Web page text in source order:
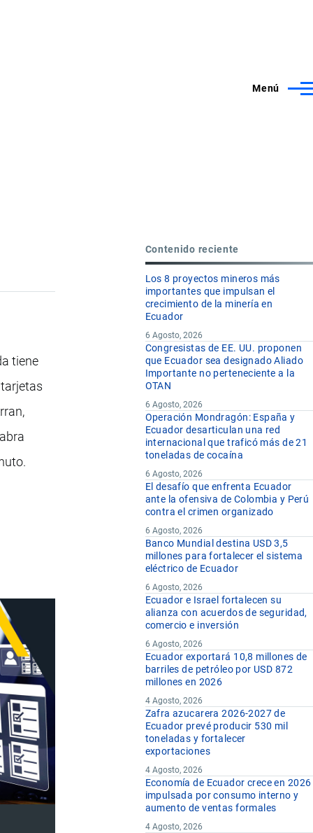
Menú
tiene
Contenido reciente
Los 8 proyectos mineros más
importantes que impulsan el
crecimiento de la minería en
Ecuador
6 Agosto, 2026
Congresistas de EE. UU. proponen
que Ecuador sea designado Aliado
Importante no perteneciente a la
OTAN
6 Agosto, 2026
Operación Mondragón: España y
Ecuador desarticulan una red
internacional que traficó más de 21
toneladas de cocaína
6 Agosto, 2026
El desafío que enfrenta Ecuador
ante la ofensiva de Colombia y Perú
contra el crimen organizado
6 Agosto, 2026
Banco Mundial destina USD 3,5
millones para fortalecer el sistema
eléctrico de Ecuador
6 Agosto, 2026
Ecuador e Israel fortalecen su
alianza con acuerdos de seguridad,
comercio e inversión
6 Agosto, 2026
Ecuador exportará 10,8 millones de
barriles de petróleo por USD 872
millones en 2026
4 Agosto, 2026
Zafra azucarera 2026-2027 de
Ecuador prevé producir 530 mil
toneladas y fortalecer
exportaciones
4 Agosto, 2026
Economía de Ecuador crece en 2026
impulsada por consumo interno y
aumento de ventas formales
4 Agosto, 2026